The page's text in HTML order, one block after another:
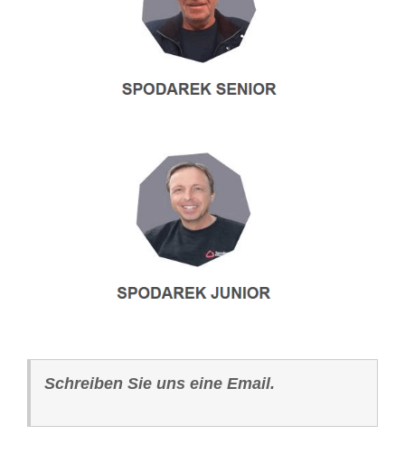
Schreiben Sie uns eine Email.